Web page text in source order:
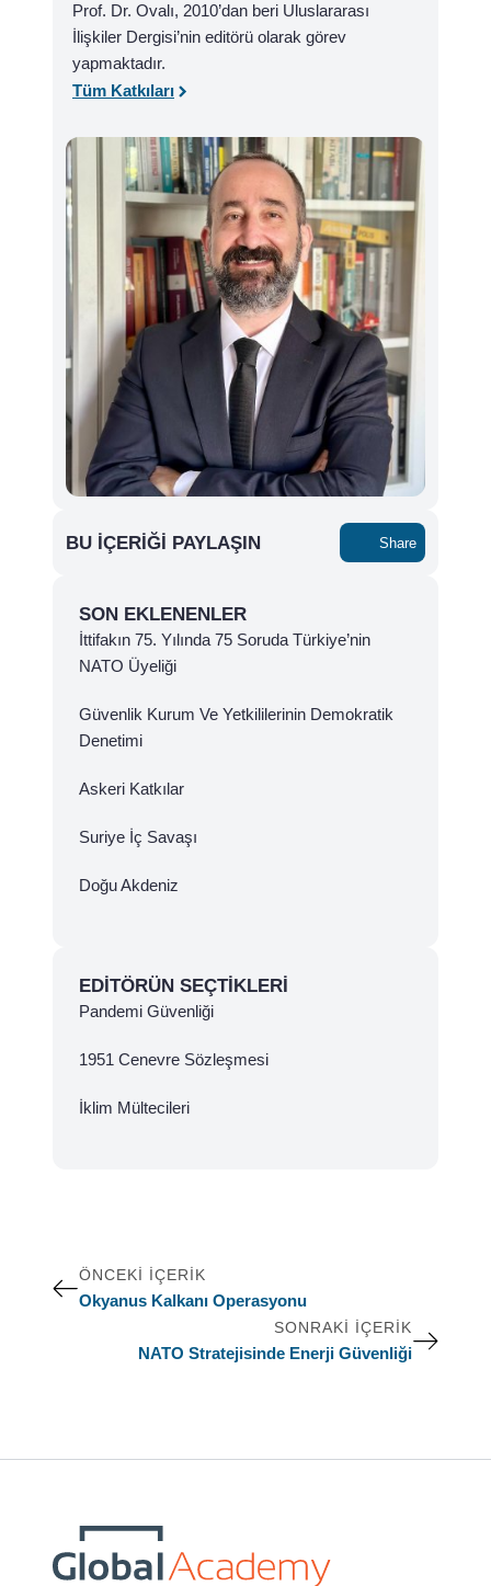
Prof. Dr. Ovalı, 2010’dan beri Uluslararası
İlişkiler Dergisi’nin editörü olarak görev
yapmaktadır.
Tüm Katkıları
BU İÇERIĞI PAYLAŞIN Share
SON EKLENENLER
İttifakın 75. Yılında 75 Soruda Türkiye’nin
NATO Üyeliği
Güvenlik Kurum Ve Yetkililerinin Demokratik
Denetimi
Askeri Katkılar
Suriye İç Savaşı
Doğu Akdeniz
EDITÖRÜN SEÇTIKLERI
Pandemi Güvenliği
1951 Cenevre Sözleşmesi
İklim Mültecileri
ÖNCEKI İÇERIK
Okyanus Kalkanı Operasyonu
SONRAKI İÇERIK
NATO Stratejisinde Enerji Güvenliği